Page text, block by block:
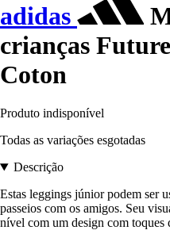
adidas
crianças
Coton
Produto indisponível
Todas as variações esgotadas
Descrição
Estas leggings júnior podem ser
passeios com os amigos. Seu
nível com um design com toques